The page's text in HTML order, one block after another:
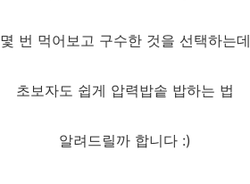
몇 번 먹어보고 구수한 것을 선택하는데
초보자도 쉽게 압력밥솥 밥하는 법
알려드릴까 합니다 :)